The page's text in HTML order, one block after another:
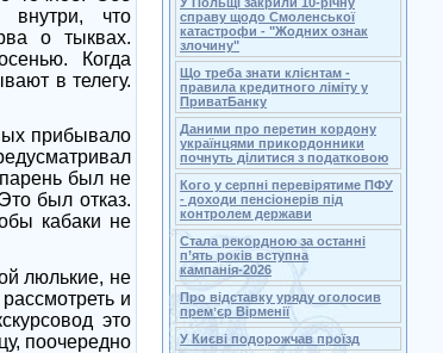
внутри, что
о тыквах.
Когда
в телегу.
прибывало
был не
был отказ.
кабаки не
люлькие, не
и
это
поочередно
справу щодо Смоленської
катастрофи - "Жодних ознак
злочину"
Що треба знати клієнтам -
правила кредитного ліміту у
ПриватБанку
Даними про перетин кордону
українцями прикордонники
почнуть ділитися з податковою
Кого у серпні перевірятиме ПФУ
- доходи пенсіонерів під
контролем держави
Стала рекордною за останні
п’ять років вступна
кампанія-2026
Про відставку уряду оголосив
премʼєр Вірменії
У Києві подорожчав проїзд